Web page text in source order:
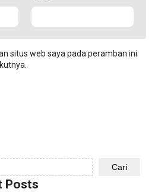
situs web saya pada peramban ini
Cari
Posts